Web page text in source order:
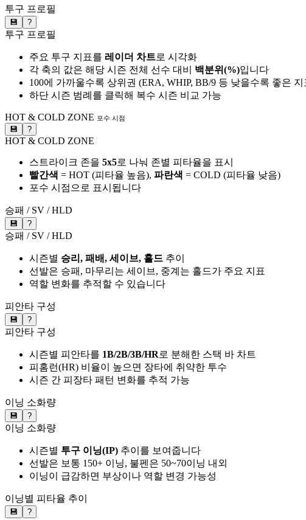
투구 프로필
💾 ?
투구 프로필
주요 투구 지표를 레이더 차트로 시각화
각 축의 값은 해당 시즌 전체 선수 대비 백분위(%)입니다
100에 가까울수록 상위권 (ERA, WHIP, BB/9 등 낮을수록 좋은
하단 시즌 범례를 클릭해 복수 시즌 비교 가능
HOT & COLD ZONE 포수 시점
💾 ?
HOT & COLD ZONE
스트라이크 존을 5x5로 나눠 존별 피타율을 표시
빨간색 = HOT (피타율 높음), 파란색 = COLD (피타율 낮음)
포수 시점으로 표시됩니다
승패 / SV / HLD
💾 ?
승패 / SV / HLD
시즌별 승리, 패배, 세이브, 홀드 추이
선발은 승패, 마무리는 세이브, 중계는 홀드가 주요 지표
역할 변화를 추적할 수 있습니다
피안타 구성
💾 ?
피안타 구성
시즌별 피안타를 1B/2B/3B/HR로 분해한 스택 바 차트
피홈런(HR) 비율이 높으면 장타에 취약한 투수
시즌 간 피장타 패턴 변화를 추적 가능
이닝 소화량
💾 ?
이닝 소화량
시즌별 투구 이닝(IP) 추이를 보여줍니다
선발은 보통 150+ 이닝, 불펜은 50~70이닝 내외
이닝이 급감하면 부상이나 역할 변경 가능성
이닝별 피타율 추이
💾 ?